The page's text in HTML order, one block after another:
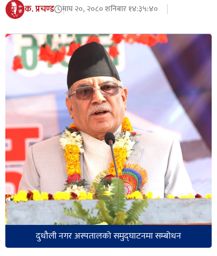
क. प्रचण्ड माघ २०, २०८० शनिबार १४:३५:४०
दुधौली नगर अस्पतालको समुद्घाटनमा सम्बोधन